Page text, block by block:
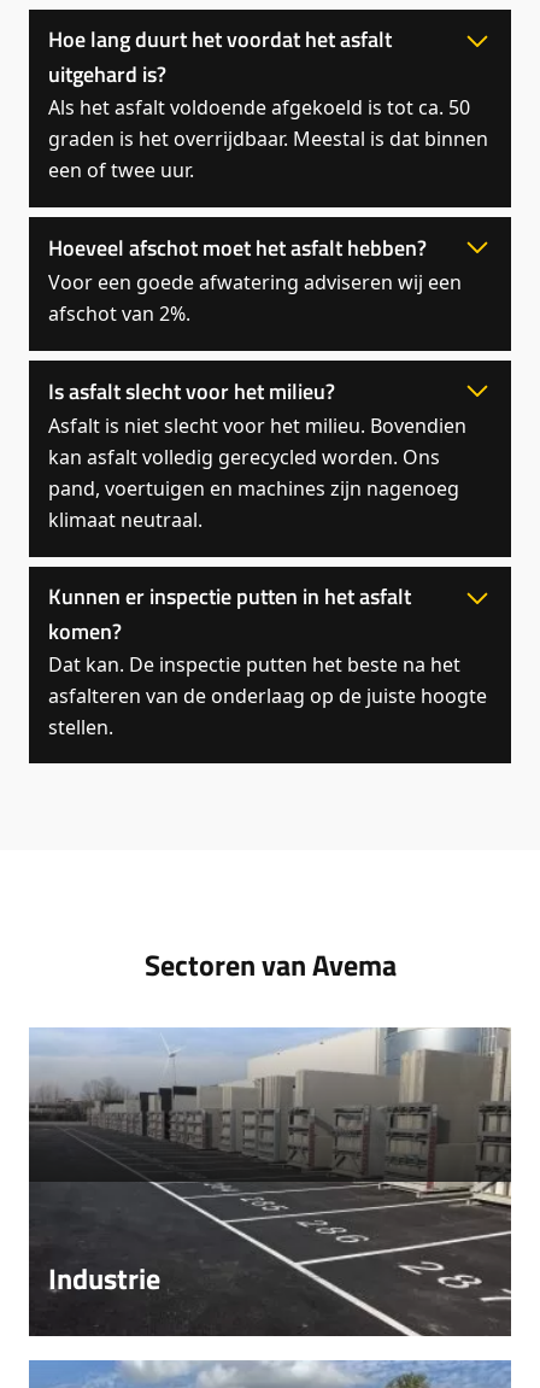
Hoe lang duurt het voordat het asfalt
uitgehard is?
Als het asfalt voldoende afgekoeld is tot ca. 50
graden is het overrijdbaar. Meestal is dat binnen
een of twee uur.
Hoeveel afschot moet het asfalt hebben?
Voor een goede afwatering adviseren wij een
afschot van 2%.
Is asfalt slecht voor het milieu?
Asfalt is niet slecht voor het milieu. Bovendien
kan asfalt volledig gerecycled worden. Ons
pand, voertuigen en machines zijn nagenoeg
klimaat neutraal.
Kunnen er inspectie putten in het asfalt
komen?
Dat kan. De inspectie putten het beste na het
asfalteren van de onderlaag op de juiste hoogte
stellen.
Sectoren van Avema
Industrie